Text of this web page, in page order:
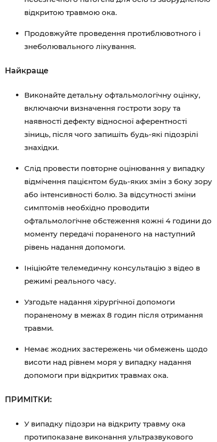
відкритою травмою ока.
Продовжуйте проведення протиблювотного і
знеболювального лікування.
Найкраще
Виконайте детальну офтальмологічну оцінку,
включаючи визначення гостроти зору та
наявності дефекту відносної аферентності
зіниць, після чого запишіть будь-які підозрілі
знахідки.
Слід провести повторне оцінювання у випадку
відмічення пацієнтом будь-яких змін з боку зору
або інтенсивності болю. За відсутності зміни
симптомів необхідно проводити
офтальмологічне обстеження кожні 4 години до
моменту передачі пораненого на наступний
рівень надання допомоги.
Ініціюйте телемедичну консультацію з відео в
режимі реального часу.
Узгодьте надання хірургічної допомоги
пораненому в межах 8 годин після отримання
травми.
Немає жодних застережень чи обмежень щодо
висоти над рівнем моря у випадку надання
допомоги при відкритих травмах ока.
ПРИМІТКИ:
У випадку підозри на відкриту травму ока
протипоказане виконання ультразвукового